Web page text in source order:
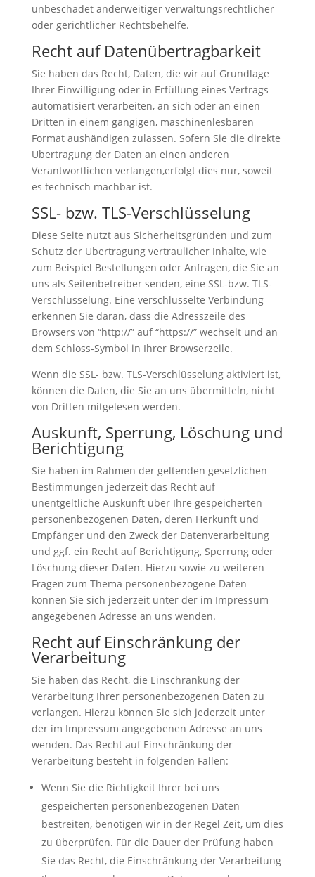
unbeschadet anderweitiger verwaltungsrechtlicher
oder gerichtlicher Rechtsbehelfe.
Recht auf Datenübertragbarkeit
Sie haben das Recht, Daten, die wir auf Grundlage
Ihrer Einwilligung oder in Erfüllung eines Vertrags
automatisiert verarbeiten, an sich oder an einen
Dritten in einem gängigen, maschinenlesbaren
Format aushändigen zulassen. Sofern Sie die direkte
Übertragung der Daten an einen anderen
Verantwortlichen verlangen,erfolgt dies nur, soweit
es technisch machbar ist.
SSL- bzw. TLS-Verschlüsselung
Diese Seite nutzt aus Sicherheitsgründen und zum
Schutz der Übertragung vertraulicher Inhalte, wie
zum Beispiel Bestellungen oder Anfragen, die Sie an
uns als Seitenbetreiber senden, eine SSL-bzw. TLS-
Verschlüsselung. Eine verschlüsselte Verbindung
erkennen Sie daran, dass die Adresszeile des
Browsers von “http://” auf “https://” wechselt und an
dem Schloss-Symbol in Ihrer Browserzeile.
Wenn die SSL- bzw. TLS-Verschlüsselung aktiviert ist,
können die Daten, die Sie an uns übermitteln, nicht
von Dritten mitgelesen werden.
Auskunft, Sperrung, Löschung und
Berichtigung
Sie haben im Rahmen der geltenden gesetzlichen
Bestimmungen jederzeit das Recht auf
unentgeltliche Auskunft über Ihre gespeicherten
personenbezogenen Daten, deren Herkunft und
Empfänger und den Zweck der Datenverarbeitung
und ggf. ein Recht auf Berichtigung, Sperrung oder
Löschung dieser Daten. Hierzu sowie zu weiteren
Fragen zum Thema personenbezogene Daten
können Sie sich jederzeit unter der im Impressum
angegebenen Adresse an uns wenden.
Recht auf Einschränkung der
Verarbeitung
Sie haben das Recht, die Einschränkung der
Verarbeitung Ihrer personenbezogenen Daten zu
verlangen. Hierzu können Sie sich jederzeit unter
der im Impressum angegebenen Adresse an uns
wenden. Das Recht auf Einschränkung der
Verarbeitung besteht in folgenden Fällen:
Wenn Sie die Richtigkeit Ihrer bei uns
gespeicherten personenbezogenen Daten
bestreiten, benötigen wir in der Regel Zeit, um dies
zu überprüfen. Für die Dauer der Prüfung haben
Sie das Recht, die Einschränkung der Verarbeitung